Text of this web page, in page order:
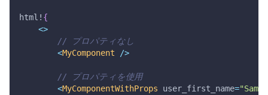
html! {
<>
// プロパティなし
<MyComponent />
// プロパティを使用
<MyComponentWithProps user_first_name="Sam"